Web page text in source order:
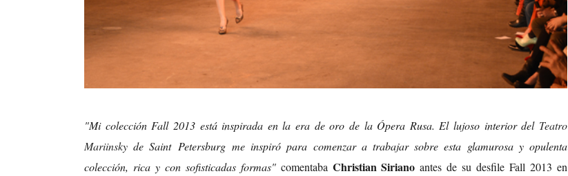
"Mi colección Fall 2013 está inspirada en la era de oro de la Ópera Rusa. El lujoso interior del Teatro
Mariinsky de Saint Petersburg me inspiró para comenzar a trabajar sobre esta glamurosa y opulenta
colección, rica y con sofisticadas formas"comentaba Christian Siriano antes de su desfile Fall 2013 en